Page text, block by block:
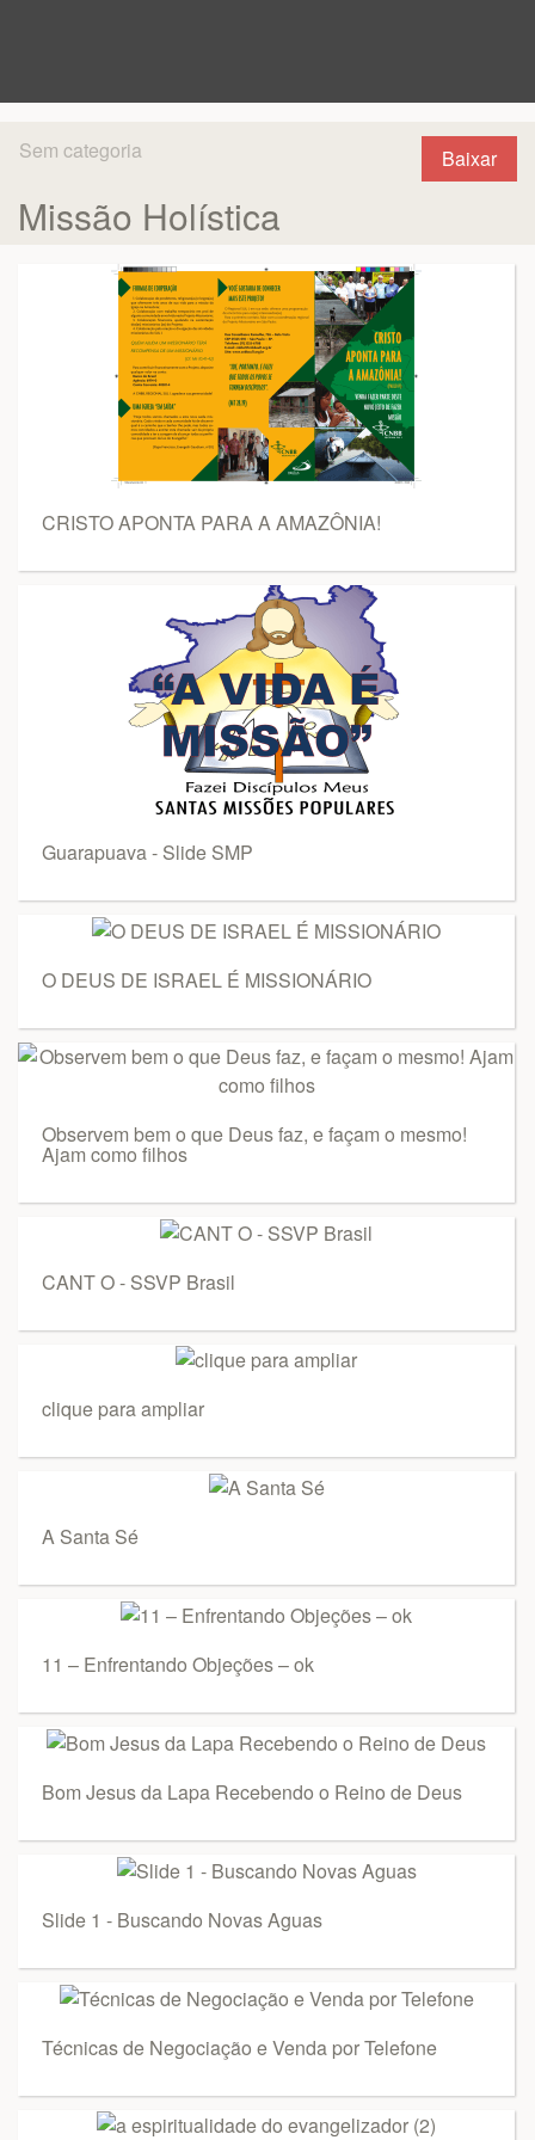
Baixar
Sem categoria
Missão Holística
CRISTO APONTA PARA A AMAZÔNIA!
Guarapuava - Slide SMP
O DEUS DE ISRAEL É MISSIONÁRIO
Observem bem o que Deus faz, e façam o mesmo!
Ajam como filhos
CANT O - SSVP Brasil
clique para ampliar
A Santa Sé
11 – Enfrentando Objeções – ok
Bom Jesus da Lapa Recebendo o Reino de Deus
Slide 1 - Buscando Novas Aguas
Técnicas de Negociação e Venda por Telefone